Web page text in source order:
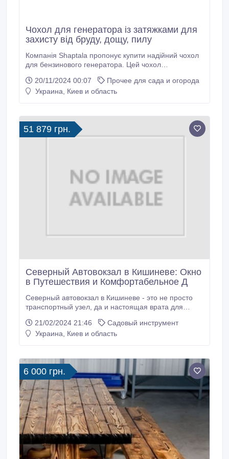
Чохол для генератора із затяжками для
захисту від бруду, дощу, пилу
Компанія Shaptala пропонує купити надійний чохол
для бензинового генератора. Цей чохол
пилу, дощу, бруду. Чохол виготовлений з легкої
водостійкої тканини Oxford 320D з поліуретановим
50 см.
20/11/2024 00:07
Прочее для сада и огорода
Украина, Киев и область
51 879 грн.
Cеверный Автовокзал в Кишиневе: Окно
в Путешествия и Комфортабельное Д
Северный автовокзал в Кишиневе - это не просто
транспортный узел, да и настоящая врата для
комфортабельного движения. Находящийся в
живописном регионе мегаполисы, данный вокзал
21/02/2024 21:46
Садовый инструмент
Украина, Киев и область
6 000 грн.